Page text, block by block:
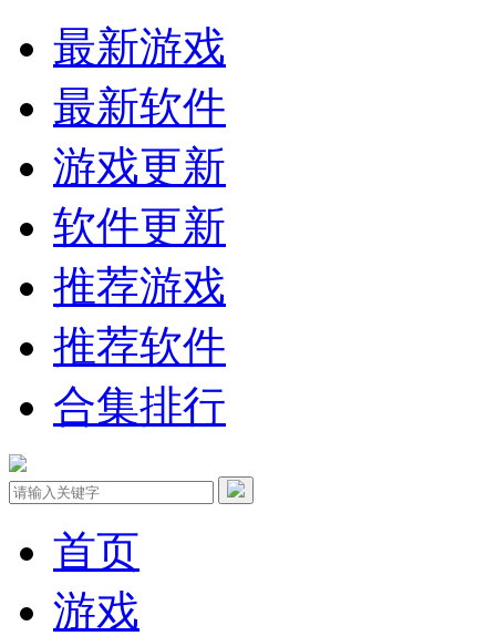
最新游戏
最新软件
游戏更新
软件更新
推荐游戏
推荐软件
合集排行
首页
游戏